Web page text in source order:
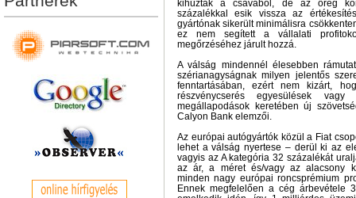
kihúzták a csávából, de az öreg
százalékkal esik vissza az
gyártónak sikerült minimálisra
ez nem segített a vállalati
megőrzéséhez járult hozzá.
A válság mindennél élesebben
szérianagyságnak milyen jelentős
fenntartásában, ezért nem kizárt,
részvénycserés egyesülések vagy
megállapodások keretében új
Calyon Bank elemzői.
Az európai autógyártók közül a Fiat
lehet a válság nyertese – derül ki az
vagyis az A kategória 32 százalékát
az ár, a méret és/vagy az alacsony
minden nagy európai roncsprémium
Ennek megfelelően a cég árbevétele